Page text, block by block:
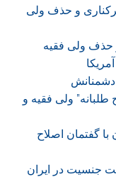
و حذف ولی
و حذف ولی فقیه
دشمنانش
ولی فقیه و
گفتمان اصلاح
جنسیت در ایران